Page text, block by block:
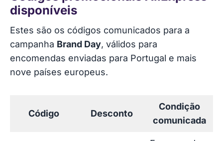
Oferta especial para Portugal
Como usar os códigos AliExpress
O que deve confirmar antes de comprar
Até quando posso usar os códigos?
disponíveis
Estes são os códigos comunicados para a
campanha Brand Day, válidos para
encomendas enviadas para Portugal e mais
nove países europeus.
Código Desconto
Condição
comunicada